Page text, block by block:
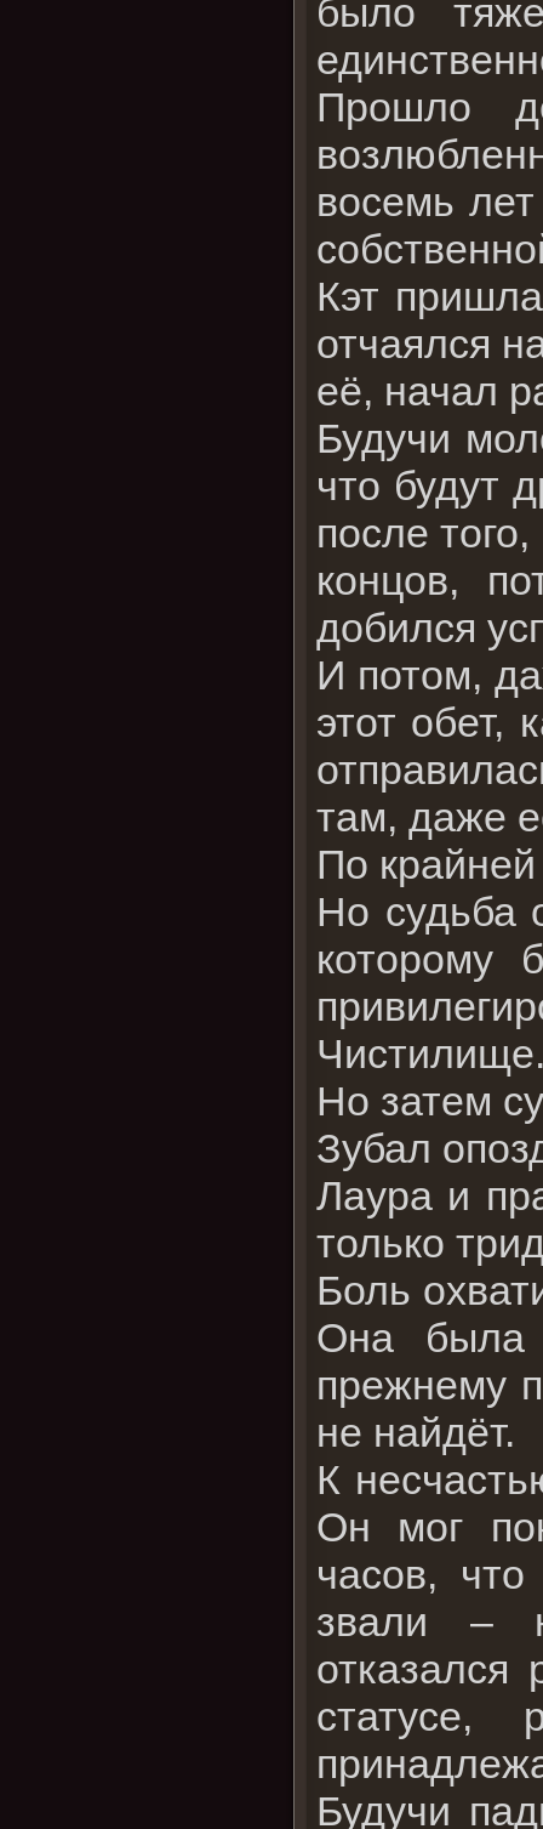
было
Прошло
восемь
Кэт
отчаялся
её, начал
Будучи
что будут
после
концов,
добился
И потом,
этот обет,
там, даже
По
Но судьба
которому
Но затем
Зубал
Лаура и
только
Боль
Она была
прежнему
не найдёт.
К
Он мог
часов,
звали –
отказался
Будучи